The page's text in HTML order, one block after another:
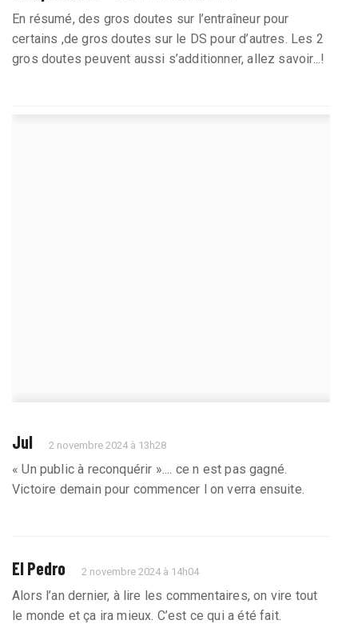
En résumé, des gros doutes sur l’entraîneur pour
certains ,de gros doutes sur le DS pour d’autres. Les 2
gros doutes peuvent aussi s’additionner, allez savoir...!
Jul 2 novembre 2024 à 13h28
« Un public à reconquérir ».... ce n est pas gagné.
Victoire demain pour commencer l on verra ensuite.
El Pedro 2 novembre 2024 à 14h04
Alors l’an dernier, à lire les commentaires, on vire tout
le monde et ça ira mieux. C’est ce qui a été fait.